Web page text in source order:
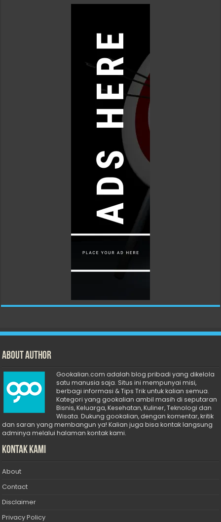
About Author
Gookalian.com adalah blog pribadi yang dikelola
satu manusia saja. Situs ini mempunyai misi,
berbagi informasi & Tips Trik untuk kalian semua.
Kategori yang gookalian ambil masih di seputaran
Bisnis, Keluarga, Kesehatan, Kuliner, Teknologi dan
Wisata. Dukung gookalian, dengan komentar, kritik
dan saran yang membangun ya! Kalian juga bisa kontak langsung
adminya melalui halaman kontak kami.
Kontak Kami
About
Contact
Disclaimer
Privacy Policy